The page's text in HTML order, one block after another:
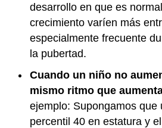
desarrollo en que es
crecimiento varíen más
especialmente frecuente
la pubertad.
Cuando un niño no
mismo ritmo que
ejemplo: Supongamos que
percentil 40 en estatura y